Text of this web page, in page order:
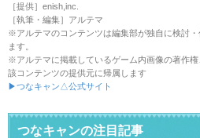
［提供］enish,inc.
［執筆・編集］アルテマ
※アルテマのコンテンツは編集部が独自に検討
ます。
※アルテマに掲載しているゲーム内画像の著作
該コンテンツの提供元に帰属します
▶つなキャン△公式サイト
つなキャンの注目記事